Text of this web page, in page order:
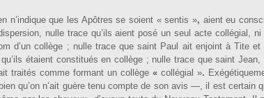
n’in­dique que les Apôtres se soient « sentis », aient eu
nulle trace qu’ils aient posé un seul acte collégial, ni
d’un collège ; nulle trace que saint Paul ait enjoint à Tite et
étaient constitués en collège ; nulle trace que saint Jean,
traités comme for­mant un collège « collégial ».
qu’on n’ait guère tenu compte de son avis —, il est certain